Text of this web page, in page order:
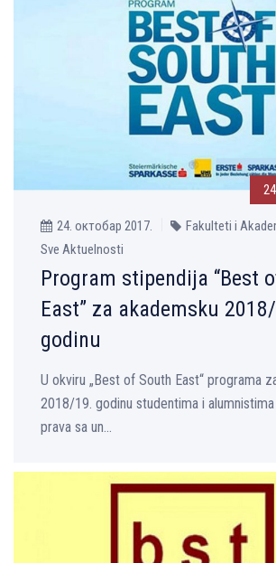
24. октобар 2017.
Fakulteti i
Sve Aktuelnosti
Program stipendija “Best
East” za akademsku
godinu
U okviru „Best of South East“ programa
2018/19. godinu studentima i
prava sa un...